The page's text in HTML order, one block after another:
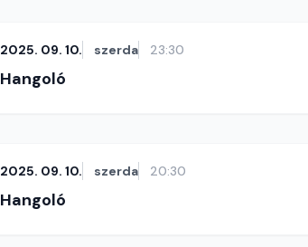
2025. 09. 10. szerda 23:30
Hangoló
2025. 09. 10. szerda 20:30
Hangoló